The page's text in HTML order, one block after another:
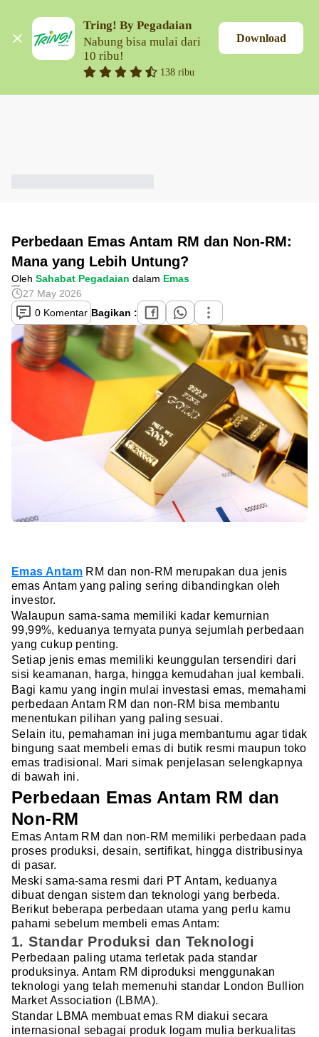
Tring! By Pegadaian
Nabung bisa mulai dari
10 ribu!
138 ribu
Download
Perbedaan Emas Antam RM dan Non-RM:
Mana yang Lebih Untung?
Oleh Sahabat Pegadaian dalam Emas
27 May 2026
0 Komentar Bagikan :
Emas Antam RM dan non-RM merupakan dua jenis
emas Antam yang paling sering dibandingkan oleh
investor.
Walaupun sama-sama memiliki kadar kemurnian
99,99%, keduanya ternyata punya sejumlah perbedaan
yang cukup penting.
Setiap jenis emas memiliki keunggulan tersendiri dari
sisi keamanan, harga, hingga kemudahan jual kembali.
Bagi kamu yang ingin mulai investasi emas, memahami
perbedaan Antam RM dan non-RM bisa membantu
menentukan pilihan yang paling sesuai.
Selain itu, pemahaman ini juga membantumu agar tidak
bingung saat membeli emas di butik resmi maupun toko
emas tradisional. Mari simak penjelasan selengkapnya
di bawah ini.
Perbedaan Emas Antam RM dan
Non-RM
Emas Antam RM dan non-RM memiliki perbedaan pada
proses produksi, desain, sertifikat, hingga distribusinya
di pasar.
Meski sama-sama resmi dari PT Antam, keduanya
dibuat dengan sistem dan teknologi yang berbeda.
Berikut beberapa perbedaan utama yang perlu kamu
pahami sebelum membeli emas Antam:
1. Standar Produksi dan Teknologi
Perbedaan paling utama terletak pada standar
produksinya. Antam RM diproduksi menggunakan
teknologi yang telah memenuhi standar London Bullion
Market Association (LBMA).
Standar LBMA membuat emas RM diakui secara
internasional sebagai produk logam mulia berkualitas